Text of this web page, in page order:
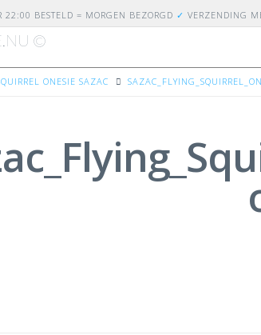
22:00 BESTELD = MORGEN BEZORGD ✓ VERZENDING
ONESIE SAZAC